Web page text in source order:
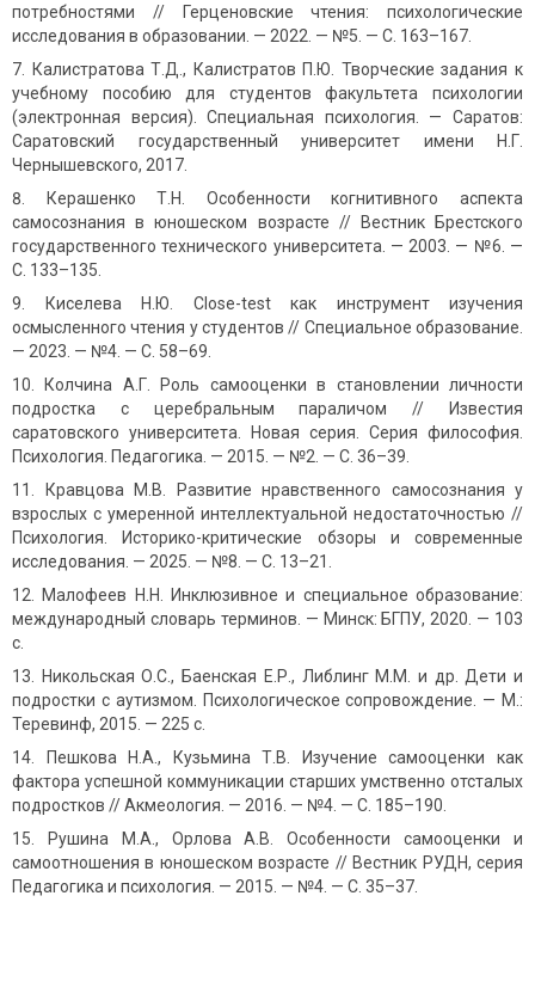
потребностями // Герценовские чтения: психологические
исследования в образовании. — 2022. — №5. — С. 163–167.
Калистратова Т.Д., Калистратов П.Ю. Творческие задания к
учебному пособию для студентов факультета психологии
(электронная версия). Специальная психология. — Саратов:
Саратовский государственный университет имени Н.Г.
Чернышевского, 2017.
Керашенко Т.Н. Особенности когнитивного аспекта
самосознания в юношеском возрасте // Вестник Брестского
государственного технического университета. — 2003. — №6. —
С. 133–135.
Киселева Н.Ю. Close-test как инструмент изучения
осмысленного чтения у студентов // Специальное образование.
— 2023. — №4. — С. 58–69.
Колчина А.Г. Роль самооценки в становлении личности
подростка с церебральным параличом // Известия
саратовского университета. Новая серия. Серия философия.
Психология. Педагогика. — 2015. — №2. — С. 36–39.
Кравцова М.В. Развитие нравственного самосознания у
взрослых с умеренной интеллектуальной недостаточностью //
Психология. Историко-критические обзоры и современные
исследования. — 2025. — №8. — С. 13–21.
Малофеев Н.Н. Инклюзивное и специальное образование:
международный словарь терминов. — Минск: БГПУ, 2020. — 103
с.
Никольская О.С., Баенская Е.Р., Либлинг М.М. и др. Дети и
подростки с аутизмом. Психологическое сопровождение. — М.:
Теревинф, 2015. — 225 с.
Пешкова Н.А., Кузьмина Т.В. Изучение самооценки как
фактора успешной коммуникации старших умственно отсталых
подростков // Акмеология. — 2016. — №4. — С. 185–190.
Рушина М.А., Орлова А.В. Особенности самооценки и
самоотношения в юношеском возрасте // Вестник РУДН, серия
Педагогика и психология. — 2015. — №4. — С. 35–37.